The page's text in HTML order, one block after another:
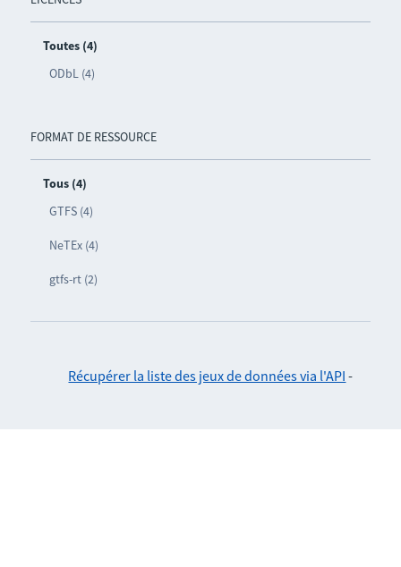
Toutes (4)
ODbL (4)
FORMAT DE RESSOURCE
Tous (4)
GTFS (4)
NeTEx (4)
gtfs-rt (2)
Récupérer la liste des jeux de données via l'API -